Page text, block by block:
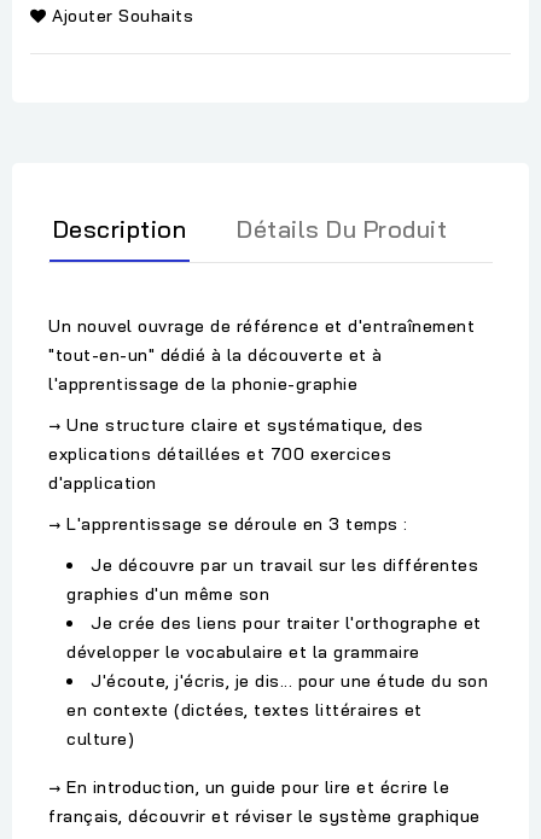
Ajouter Souhaits
Description Détails Du Produit
Un nouvel ouvrage de référence et d'entraînement
"tout-en-un" dédié à la découverte et à
l'apprentissage de la phonie-graphie
→ Une structure claire et systématique, des
explications détaillées et 700 exercices
d'application
→ L'apprentissage se déroule en 3 temps :
Je découvre par un travail sur les différentes
graphies d'un même son
Je crée des liens pour traiter l'orthographe et
développer le vocabulaire et la grammaire
J'écoute, j'écris, je dis... pour une étude du son
en contexte (dictées, textes littéraires et
culture)
→ En introduction, un guide pour lire et écrire le
français, découvrir et réviser le système graphique